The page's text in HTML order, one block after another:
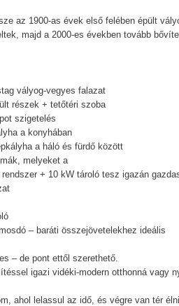
az 1900-as évek első felében épült
majd a 2000-es években tovább
vályog-vegyes falazat
részek + tetőtéri szoba
szigetelés
a konyhában
a háló és fürdő között
melyeket a
+ 10 kW tároló tesz igazán
– baráti összejövetelekhez ideális
– de pont ettől szerethető.
igazi vidéki-modern otthonná vagy
ahol lelassul az idő, és végre van tér